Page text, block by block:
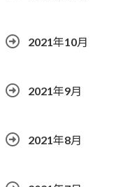
2021年10月
2021年9月
2021年8月